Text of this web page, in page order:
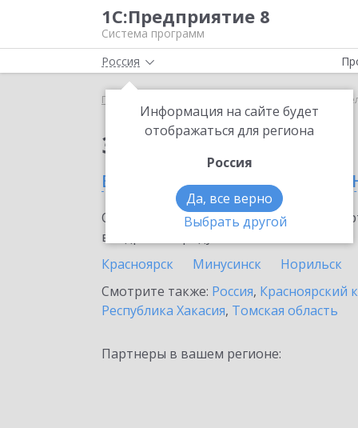
1С:Предприятие 8
Система программ
Россия
Информация на сайте будет
отображаться для региона
Россия
Да, все верно
Выбрать другой
Главная 1C-Store в
Заказать 1C-Store
в Железногорске
Ознакомьтесь с информационными
внедрение продукта.
Красноярск
Минусинск Норильск
Смотрите также: Россия, Красноярский
Республика Хакасия, Томская область
Партнеры в вашем регионе: